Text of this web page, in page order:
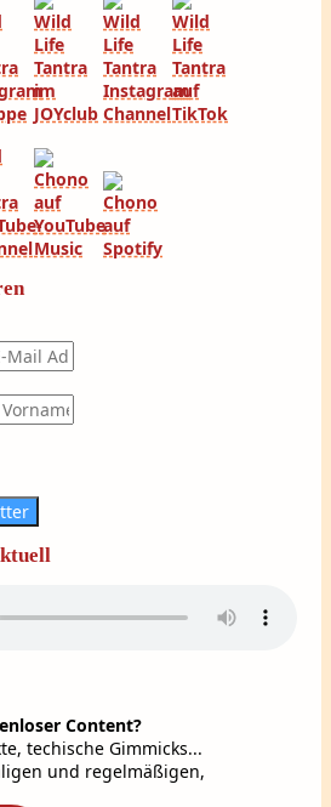
Content?
techische Gimmicks...
und regelmäßigen,